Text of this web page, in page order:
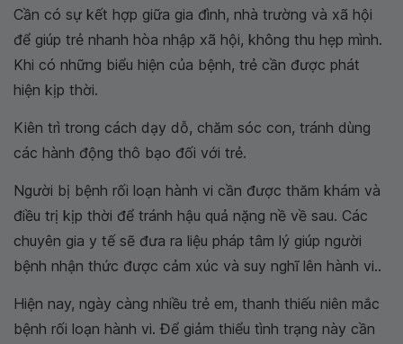
Cần có sự kết hợp giữa gia đình, nhà trường và xã hội
để giúp trẻ nhanh hòa nhập xã hội, không thu hẹp mình.
Khi có những biểu hiện của bệnh, trẻ cần được phát
hiện kịp thời.
Kiên trì trong cách dạy dỗ, chăm sóc con, tránh dùng
các hành động thô bạo đối với trẻ.
Người bị bệnh rối loạn hành vi cần được thăm khám và
điều trị kịp thời để tránh hậu quả nặng nề về sau. Các
chuyên gia y tế sẽ đưa ra liệu pháp tâm lý giúp người
bệnh nhận thức được cảm xúc và suy nghĩ lên hành vi..
Hiện nay, ngày càng nhiều trẻ em, thanh thiếu niên mắc
bệnh rối loạn hành vi. Để giảm thiểu tình trạng này cần